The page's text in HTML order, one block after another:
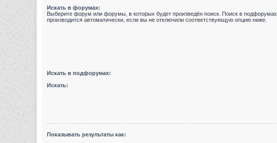
Искать в форумах:
Выберите форум или форумы, в которых будет произведён поиск. Поиск в подфорумах
производится автоматически, если вы не отключили соответствующую опцию ниже.
Искать в подфорумах:
Искать:
Показывать результаты как: